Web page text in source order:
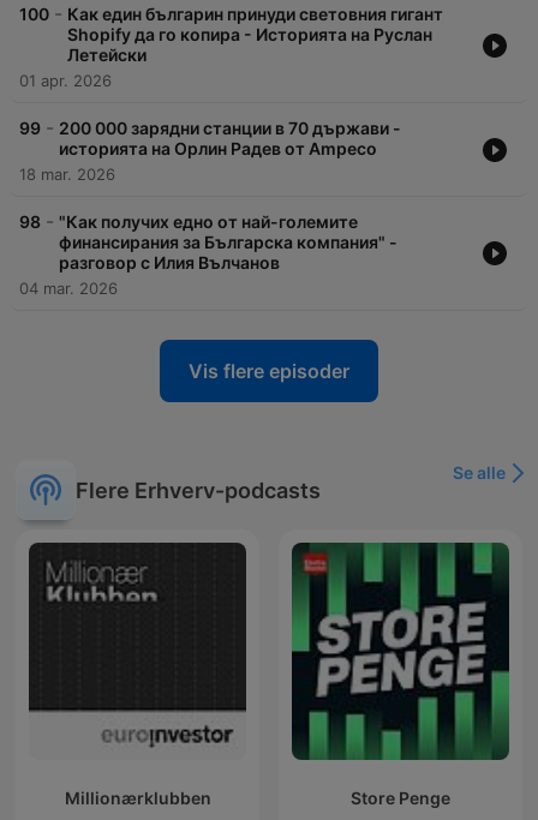
100 - Как един българин принуди световния гигант
Shopify да го копира - Историята на Руслан
Летейски
01 apr. 2026
99 - 200 000 зарядни станции в 70 държави -
историята на Орлин Радев от Ampeco
18 mar. 2026
98 - "Как получих едно от най-големите
финансирания за Българска компания" -
разговор с Илия Вълчанов
04 mar. 2026
Vis flere episoder
Flere Erhverv-podcasts
Se alle
Millionærklubben Store Penge